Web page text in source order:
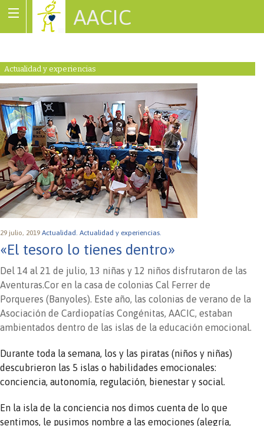
AACIC
Actualidad y experiencias
29 julio, 2019 Actualidad. Actualidad y experiencias.
«El tesoro lo tienes dentro»
Del 14 al 21 de julio, 13 niñas y 12 niños disfrutaron de las
Aventuras.Cor en la casa de colonias Cal Ferrer de
Porqueres (Banyoles). Este año, las colonias de verano de la
Asociación de Cardiopatías Congénitas, AACIC, estaban
ambientados dentro de las islas de la educación emocional.
Durante toda la semana, los y las piratas (niños y niñas)
descubrieron las 5 islas o habilidades emocionales:
conciencia, autonomía, regulación, bienestar y social.
En la isla de la conciencia nos dimos cuenta de lo que
sentimos, le pusimos nombre a las emociones (alegría,